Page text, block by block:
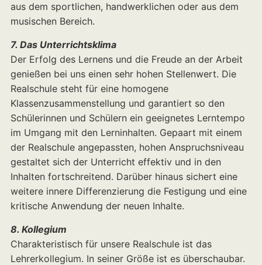
aus dem sportlichen, handwerklichen oder aus dem
musischen Bereich.
7. Das Unterrichtsklima
Der Erfolg des Lernens und die Freude an der Arbeit
genießen bei uns einen sehr hohen Stellenwert. Die
Realschule steht für eine homogene
Klassenzusammenstellung und garantiert so den
Schülerinnen und Schülern ein geeignetes Lerntempo
im Umgang mit den Lerninhalten. Gepaart mit einem
der Realschule angepassten, hohen Anspruchsniveau
gestaltet sich der Unterricht effektiv und in den
Inhalten fortschreitend. Darüber hinaus sichert eine
weitere innere Differenzierung die Festigung und eine
kritische Anwendung der neuen Inhalte.
8. Kollegium
Charakteristisch für unsere Realschule ist das
Lehrerkollegium. In seiner Größe ist es überschaubar.